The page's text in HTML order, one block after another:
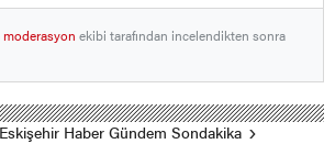
moderasyon ekibi tarafından incelendikten sonra
Haber Gündem Sondakika